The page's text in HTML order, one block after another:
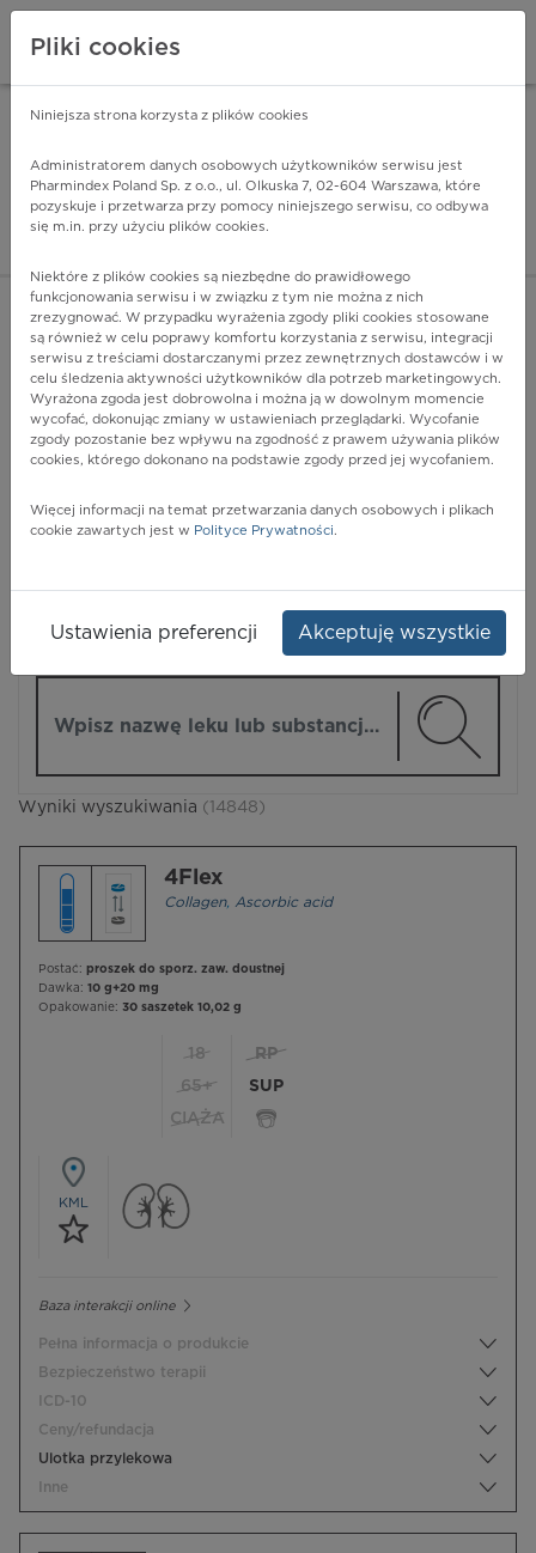
Pharmindex - lider
ZALOGUJ SIĘ
POKAŻ FILTRY
Pharmindex
Wyniki wyszukiwania (14848)
4Flex
Collagen, Ascorbic acid
Postać: proszek do sporz. zaw. doustnej
Dawka: 10 g+20 mg
Opakowanie: 30 saszetek 10,02 g
18
65+
CIĄŻA
RP
SUP
KML
Baza interakcji online
Pełna informacja o produkcie
Bezpieczeństwo terapii
ICD-10
Ceny/refundacja
Ulotka przylekowa
Inne
Pliki cookies
Niniejsza strona korzysta z plików cookies
Administratorem danych osobowych użytkowników serwisu jest
Pharmindex Poland Sp. z o.o., ul. Olkuska 7, 02-604 Warszawa, które
pozyskuje i przetwarza przy pomocy niniejszego serwisu, co odbywa
się m.in. przy użyciu plików cookies.
Niektóre z plików cookies są niezbędne do prawidłowego
funkcjonowania serwisu i w związku z tym nie można z nich
zrezygnować. W przypadku wyrażenia zgody pliki cookies stosowane
są również w celu poprawy komfortu korzystania z serwisu, integracji
serwisu z treściami dostarczanymi przez zewnętrznych dostawców i w
celu śledzenia aktywności użytkowników dla potrzeb marketingowych.
Wyrażona zgoda jest dobrowolna i można ją w dowolnym momencie
wycofać, dokonując zmiany w ustawieniach przeglądarki. Wycofanie
zgody pozostanie bez wpływu na zgodność z prawem używania plików
cookies, którego dokonano na podstawie zgody przed jej wycofaniem.
Więcej informacji na temat przetwarzania danych osobowych i plikach
cookie zawartych jest w Polityce Prywatności.
Ustawienia preferencji Akceptuję wszystkie
ZA DARMO - w Google Play INSTALUJ